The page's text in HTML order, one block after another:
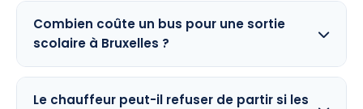
Combien coûte un bus pour une sortie
scolaire à Bruxelles ?
Le chauffeur peut-il refuser de partir si les